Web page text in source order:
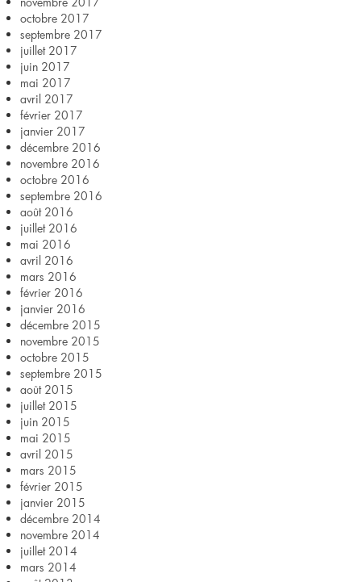
octobre 2017
septembre 2017
juillet 2017
juin 2017
mai 2017
avril 2017
février 2017
janvier 2017
décembre 2016
novembre 2016
octobre 2016
septembre 2016
août 2016
juillet 2016
mai 2016
avril 2016
mars 2016
février 2016
janvier 2016
décembre 2015
novembre 2015
octobre 2015
septembre 2015
août 2015
juillet 2015
juin 2015
mai 2015
avril 2015
mars 2015
février 2015
janvier 2015
décembre 2014
novembre 2014
juillet 2014
mars 2014